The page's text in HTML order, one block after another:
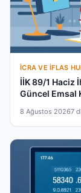
İCRA VE İFLAS
İİK 89/1 Haciz
Güncel Emsal
8 Ağustos 20267